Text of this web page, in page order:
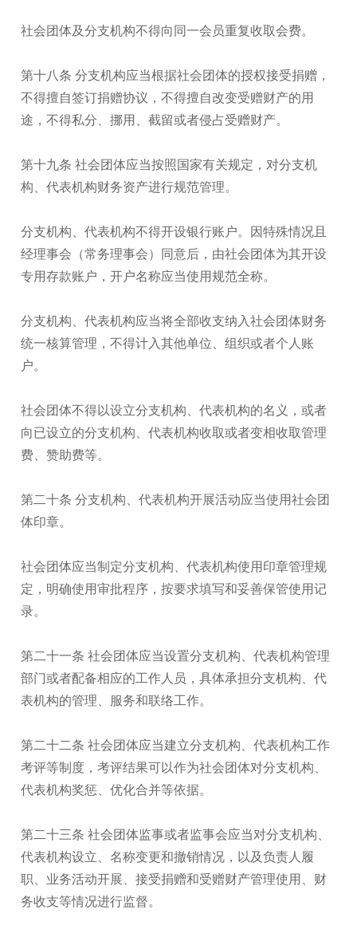
社会团体及分支机构不得向同一会员重复收取会费。
第十八条 分支机构应当根据社会团体的授权接受捐赠，
不得擅自签订捐赠协议，不得擅自改变受赠财产的用
途，不得私分、挪用、截留或者侵占受赠财产。
第十九条 社会团体应当按照国家有关规定，对分支机
构、代表机构财务资产进行规范管理。
分支机构、代表机构不得开设银行账户。因特殊情况且
经理事会（常务理事会）同意后，由社会团体为其开设
专用存款账户，开户名称应当使用规范全称。
分支机构、代表机构应当将全部收支纳入社会团体财务
统一核算管理，不得计入其他单位、组织或者个人账
户。
社会团体不得以设立分支机构、代表机构的名义，或者
向已设立的分支机构、代表机构收取或者变相收取管理
费、赞助费等。
第二十条 分支机构、代表机构开展活动应当使用社会团
体印章。
社会团体应当制定分支机构、代表机构使用印章管理规
定，明确使用审批程序，按要求填写和妥善保管使用记
录。
第二十一条 社会团体应当设置分支机构、代表机构管理
部门或者配备相应的工作人员，具体承担分支机构、代
表机构的管理、服务和联络工作。
第二十二条 社会团体应当建立分支机构、代表机构工作
考评等制度，考评结果可以作为社会团体对分支机构、
代表机构奖惩、优化合并等依据。
第二十三条 社会团体监事或者监事会应当对分支机构、
代表机构设立、名称变更和撤销情况，以及负责人履
职、业务活动开展、接受捐赠和受赠财产管理使用、财
务收支等情况进行监督。